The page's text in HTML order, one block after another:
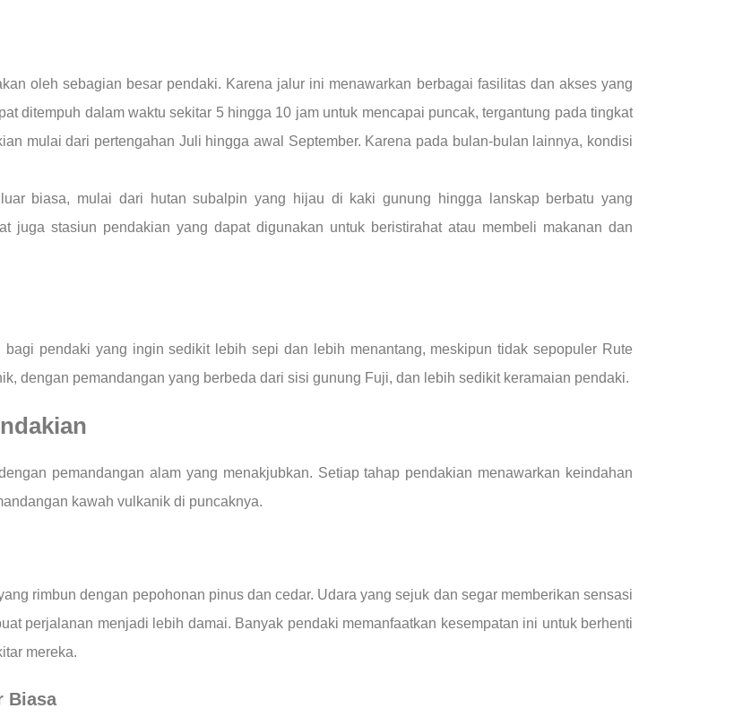
oleh sebagian besar pendaki. Karena jalur ini menawarkan berbagai fasilitas dan akses yang
ditempuh dalam waktu sekitar 5 hingga 10 jam untuk mencapai puncak, tergantung pada tingkat
mulai dari pertengahan Juli hingga awal September. Karena pada bulan-bulan lainnya, kondisi
biasa, mulai dari hutan subalpin yang hijau di kaki gunung hingga lanskap berbatu yang
juga stasiun pendakian yang dapat digunakan untuk beristirahat atau membeli makanan dan
pendaki yang ingin sedikit lebih sepi dan lebih menantang, meskipun tidak sepopuler Rute
dengan pemandangan yang berbeda dari sisi gunung Fuji, dan lebih sedikit keramaian pendaki.
pemandangan alam yang menakjubkan. Setiap tahap pendakian menawarkan keindahan
kawah vulkanik di puncaknya.
rimbun dengan pepohonan pinus dan cedar. Udara yang sejuk dan segar memberikan sensasi
perjalanan menjadi lebih damai. Banyak pendaki memanfaatkan kesempatan ini untuk berhenti
mereka.
Biasa